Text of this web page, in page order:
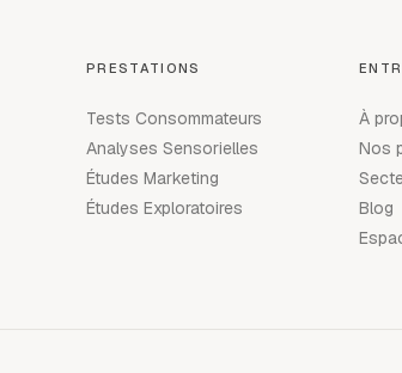
PRESTATIONS
Tests Consommateurs
Analyses Sensorielles
Études Marketing
Études Exploratoires
À
Nos
Blog